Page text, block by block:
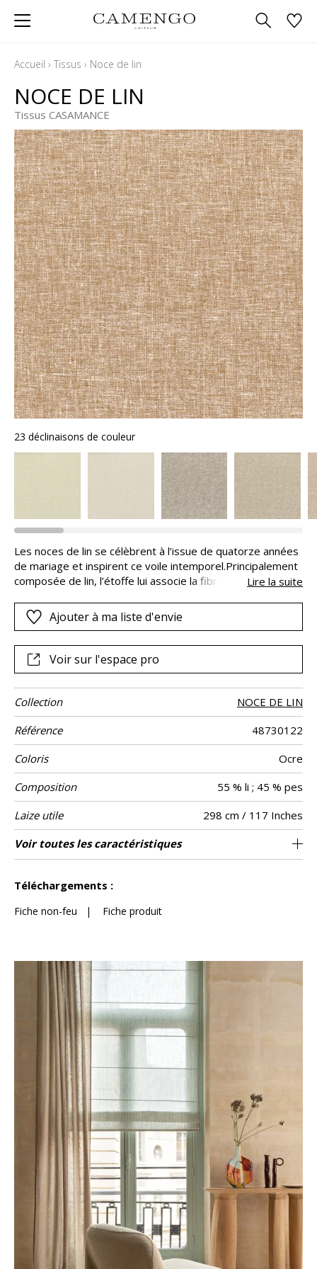
Accueil › Tissus › Noce de lin
NOCE DE LIN
Tissus CASAMANCE
23 déclinaisons de couleur
Les noces de lin se célèbrent à l’issue de quatorze années
de mariage et inspirent ce voile intemporel.Principalement
composée de lin, l’étoffe lui associe la fibre de polyester.
une large gamme de vingt-trois coloris naturels. NOCE DE
LIN porte le label OEKO-TEX® STANDARD 100, CQ
pour le corps et pour l’environnement.
Lire la suite
Ajouter à ma liste d'envie
Voir sur l'espace pro
Collection
NOCE DE LIN
Référence
48730122
Coloris
Ocre
Composition
55 % li ; 45 % pes
Laize utile
298 cm / 117 Inches
Rétrécissement
<2%
Raccord Raccord libre
Sens De haut
Poids g/m² 210
Performance
Accoustique
aw - 0.15
Usage
Entretien
Pays d'origine Turquie
Conseils
de
Les tissus peuvent être tournés pour la
confection avec changement d’aspect visuel
Voir toutes les caractéristiques
Téléchargements :
Fiche non-feu | Fiche produit